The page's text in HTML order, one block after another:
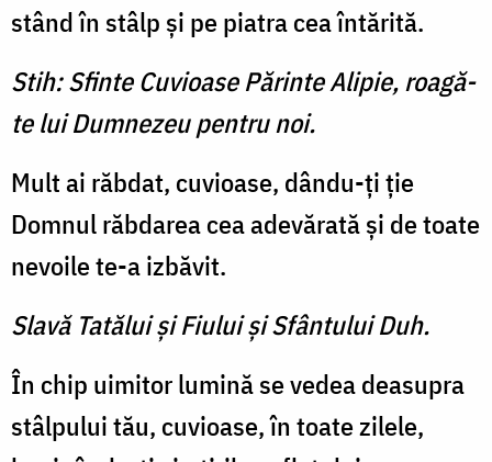
stând în stâlp şi pe piatra cea întărită.
Stih: Sfinte Cuvioase Părinte Alipie, roagă-
te lui Dumnezeu pentru noi.
Mult ai răbdat, cuvioase, dându-ţi ţie
Domnul răbdarea cea adevărată şi de toate
nevoile te-a izbăvit.
Slavă Tatălui şi Fiului şi Sfântului Duh.
În chip uimitor lumină se vedea deasupra
stâlpului tău, cuvioase, în toate zilele,